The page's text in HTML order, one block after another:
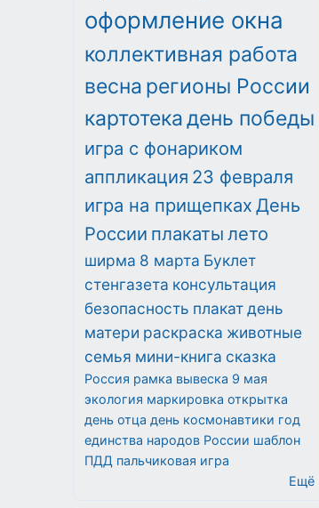
оформление окна
коллективная работа
весна регионы России
картотекадень победы
игра с фонариком
аппликация 23 февраля
игра на прищепках День
России плакаты лето
ширма 8 марта Буклет
стенгазета консультация
безопасность плакатдень
матери раскраска животные
семья мини-книга сказка
Россия рамка вывеска 9 мая
экология маркировка открытка
день отца день космонавтики год
единства народов России шаблон
ПДД пальчиковая игра
Ещё